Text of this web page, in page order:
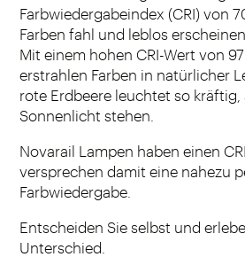
Farbwiedergabeindex (CRI) von
Farben fahl und leblos
Mit einem hohen CRI-Wert von
erstrahlen Farben in natürlicher
rote Erdbeere leuchtet so kräftig,
Sonnenlicht stehen.
Novarail Lampen haben einen
versprechen damit eine nahezu
Farbwiedergabe.
Entscheiden Sie selbst und
Unterschied.